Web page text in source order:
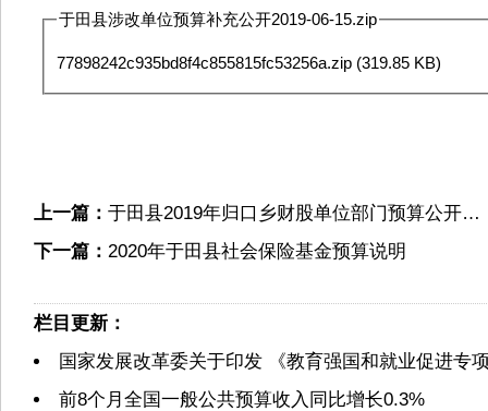
于田县涉改单位预算补充公开2019-06-15.zip
77898242c935bd8f4c855815fc53256a.zip (319.85 KB)
上一篇： 于田县2019年归口乡财股单位部门预算公开…
下一篇： 2020年于田县社会保险基金预算说明
栏目更新：
国家发展改革委关于印发 《教育强国和就业促进专
前8个月全国一般公共预算收入同比增长0.3%